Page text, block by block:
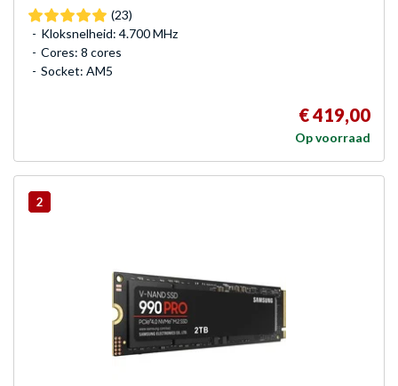
(23)
Kloksnelheid: 4.700 MHz
Cores: 8 cores
Socket: AM5
€ 419,00
Op voorraad
2